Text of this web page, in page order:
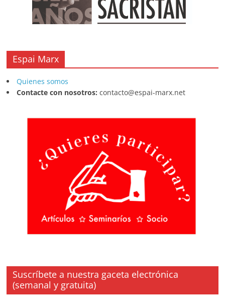
Espai Marx
Quienes somos
Contacte con nosotros: contacto@espai-marx.net
Suscríbete a nuestra gaceta electrónica
(semanal y gratuita)